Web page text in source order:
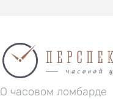
О часовом ломбарде